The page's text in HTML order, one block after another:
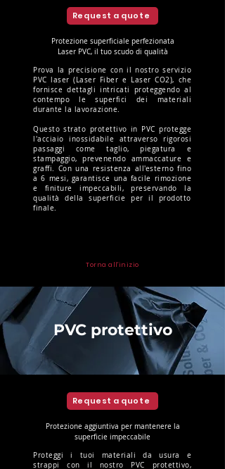
Request a quote
Protezione superficiale perfezionata
Laser PVC, il tuo scudo di qualità
Prova la precisione con il nostro servizio
PVC laser (Laser Fiber e Laser CO2), che
fornisce dettagli intricati proteggendo al
contempo le superfici dei materiali
durante la lavorazione.
Questo strato protettivo in PVC protegge
l'acciaio inossidabile attraverso rigorosi
passaggi come taglio, piegatura e
stampaggio, prevenendo ammaccature e
graffi. Con una resistenza all'esterno fino
a 6 mesi, garantisce una facile rimozione
e finiture impeccabili, preservando la
qualità della superficie per il prodotto
finale.
Torna all'inizio
PVC protettivo
Request a quote
Protezione aggiuntiva per mantenere la
superficie impeccabile
Proteggi i tuoi materiali da usura e
strappi con il nostro PVC protettivo,